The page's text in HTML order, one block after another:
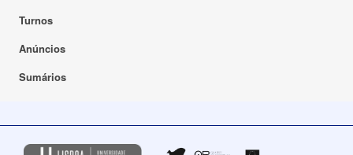
Turnos
Anúncios
Sumários